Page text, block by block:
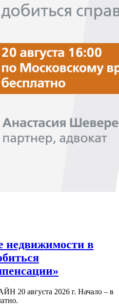
недвижимости в
20 августа 2026 г. Начало – в